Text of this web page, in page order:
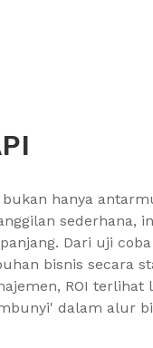
bukan hanya
sederhana,
Dari uji
bisnis secara
ROI terlihat
dalam alur